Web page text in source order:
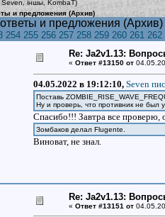
Seven, iншы KombaT)
и предложения (Архив)
и предложения (Архив)
254 255 256 257 258 259 260 261 262
Re: Ja2v1.13:
« Ответ #13150 от
04.05.2022 в 19:12:10, Seven
Поставь
Ну и проверь, что противник не был
Спасибо!!! Завтра все проверю,
Зомбаков делал Flugente.
Виноват, не знал.
Re: Ja2v1.13:
« Ответ #13151 от